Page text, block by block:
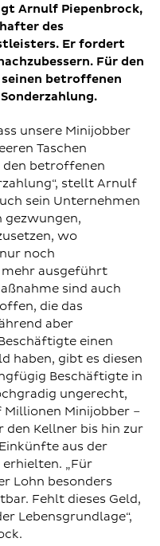
Arnulf Piepenbrock,
des
Er fordert
Für den
betroffenen
unsere Minijobber
Taschen
den betroffenen
stellt Arnulf
sein Unternehmen
gezwungen,
wo
noch
ausgeführt
sind auch
die das
aber
einen
haben, gibt es diesen
Beschäftigte in
ungerecht,
Millionen Minijobber –
Kellner bis hin zur
aus der
„Für
Lohn besonders
Fehlt dieses Geld,
Lebensgrundlage“,